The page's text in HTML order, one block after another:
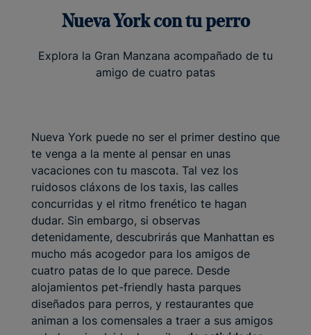
Nueva York con tu perro
Explora la Gran Manzana acompañado de tu
amigo de cuatro patas
Nueva York puede no ser el primer destino que
te venga a la mente al pensar en unas
vacaciones con tu mascota. Tal vez los
ruidosos cláxons de los taxis, las calles
concurridas y el ritmo frenético te hagan
dudar. Sin embargo, si observas
detenidamente, descubrirás que Manhattan es
mucho más acogedor para los amigos de
cuatro patas de lo que parece. Desde
alojamientos pet-friendly hasta parques
diseñados para perros, y restaurantes que
animan a los comensales a traer a sus amigos